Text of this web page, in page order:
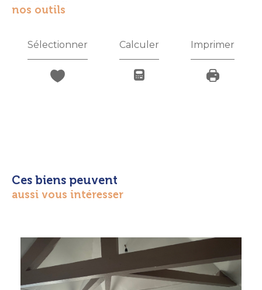
nos outils
Sélectionner Calculer Imprimer
Ces biens peuvent
aussi vous intéresser